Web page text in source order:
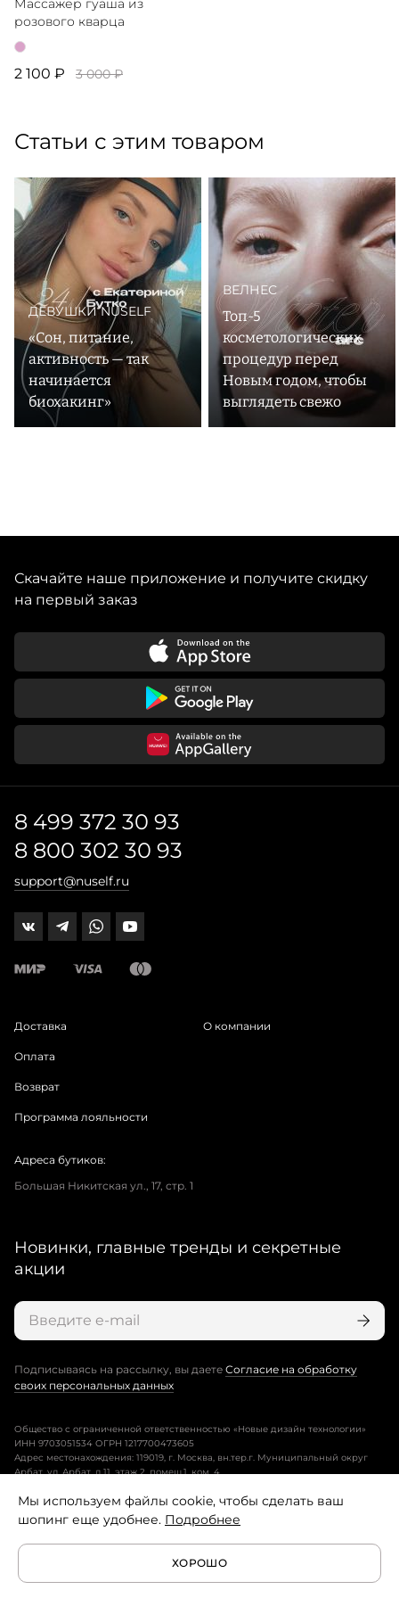
Массажер гуаша из
розового кварца
2 100 ₽ 3 000 ₽
Статьи с этим товаром
ДЕВУШКИ NUSELF
«Сон, питание,
активность — так
начинается
биохакинг»
ВЕЛНЕС
Топ-5
косметологических
процедур перед
Новым годом, чтобы
выглядеть свежо
Скачайте наше приложение и получите скидку
на первый заказ
8 499 372 30 93
8 800 302 30 93
support@nuself.ru
Доставка
Оплата
Возврат
Программа лояльности
О компании
Адреса бутиков:
Большая Никитская ул., 17, стр. 1
Новинки, главные тренды и секретные
акции
Подписываясь на рассылку, вы даете Согласие на обработку
своих персональных данных
Общество с ограниченной ответственностью «Новые дизайн технологии»
ИНН 9703051534 ОГРН 1217700473605
Адрес местонахождения: 119019, г. Москва, вн.тер.г. Муниципальный округ
Арбат, ул. Арбат, д.11, этаж 2, помещ.1, ком. 4.
Пользовательское соглашение
Политика конфиденциальности
Условия программы лояльности
Мы используем файлы cookie, чтобы сделать ваш
шопинг еще удобнее. Подробнее
ХОРОШО